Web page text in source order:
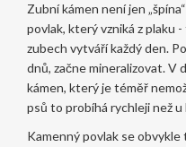
Zubní kámen není jen
povlak, který vzniká z plaku
zubech vytváří každý den.
dnů, začne mineralizovat. V
kámen, který je téměř
psů to probíhá rychleji než
Kamenný povlak se